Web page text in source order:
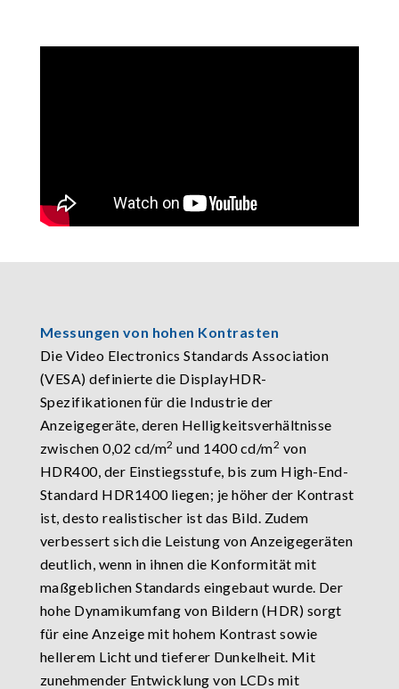
Messungen von hohen Kontrasten
Die Video Electronics Standards Association
(VESA) definierte die DisplayHDR-
Spezifikationen für die Industrie der
Anzeigegeräte, deren Helligkeitsverhältnisse
zwischen 0,02 cd/m2 und 1400 cd/m2 von
HDR400, der Einstiegsstufe, bis zum High-End-
Standard HDR1400 liegen; je höher der Kontrast
ist, desto realistischer ist das Bild. Zudem
verbessert sich die Leistung von Anzeigegeräten
deutlich, wenn in ihnen die Konformität mit
maßgeblichen Standards eingebaut wurde. Der
hohe Dynamikumfang von Bildern (HDR) sorgt
für eine Anzeige mit hohem Kontrast sowie
hellerem Licht und tieferer Dunkelheit. Mit
zunehmender Entwicklung von LCDs mit